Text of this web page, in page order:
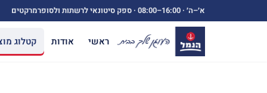
לתוכן
א׳–ה׳ · 08:00–16:00 · ספק סיטונאי לרשתות ולסופרמרקטים
ראשי אודות קטלוג